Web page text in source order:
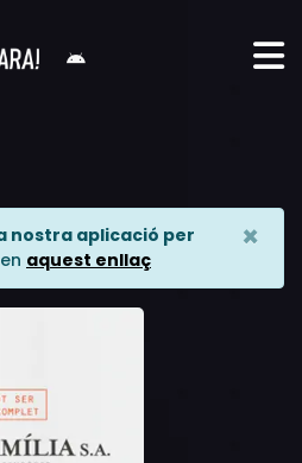
nostra aplicació per
aquest enllaç
×